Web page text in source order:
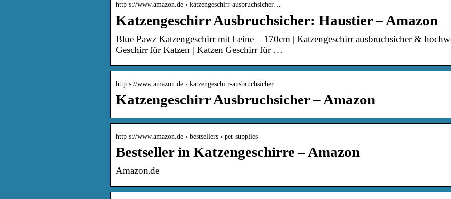
http s://www.amazon.de › katzengeschirr-ausbruchsicher…
Katzengeschirr Ausbruchsicher: Haustier – Amazon
Blue Pawz Katzengeschirr mit Leine – 170cm | Katzengeschirr ausbruchsicher &
Geschirr für Katzen | Katzen Geschirr für …
http s://www.amazon.de › katzengeschirr-ausbruchsicher
Katzengeschirr Ausbruchsicher – Amazon
http s://www.amazon.de › bestsellers › pet-supplies
Bestseller in Katzengeschirre – Amazon
Amazon.de